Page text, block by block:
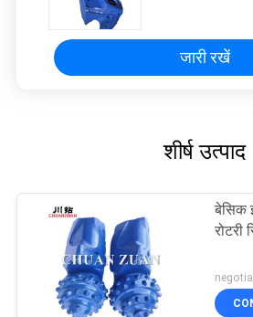
जारी रखें
शीर्ष उत्पाद
बेसिक
रोटरी